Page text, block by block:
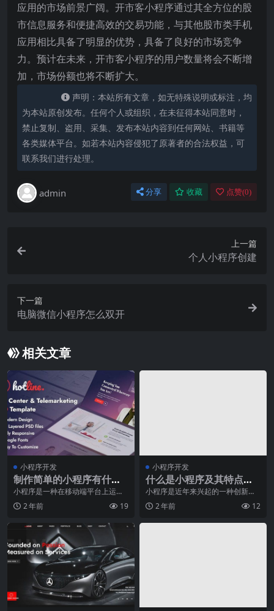
应用的市场前景广阔。开市客小程序通过其全方位的股
市信息服务和便捷高效的交易功能，与其他股市类手机
应用相比具备了明显的优势，具备了良好的市场竞争
力。预计在未来，开市客小程序的用户数量将会不断增
加，市场份额也将不断扩大。
声明：本站所有文章，如无特殊说明或标注，均
为本站原创发布。任何个人或组织，在未征得本站同意时，
禁止复制、盗用、采集、发布本站内容到任何网站、书籍等
各类媒体平台。如若本站内容侵犯了原著者的合法权益，可
联系我们进行处理。
admin 分享 收藏 点赞(0)
上一篇
个人小程序创建
下一篇
电脑微信小程序怎么双开
相关文章
小程序开发
制作简单的小程序有什么
要注意的？
小程序是一种在移动端平台上运行
的应用程序，其具有便捷、简单、
易用等优势，因此受到
2 年前 19
小程序开发
什么是小程序及其特点介
绍
小程序是近年来兴起的一种创新型
应用软件，它不仅能够满足用户的
日常生活需求，还能提
2 年前 12